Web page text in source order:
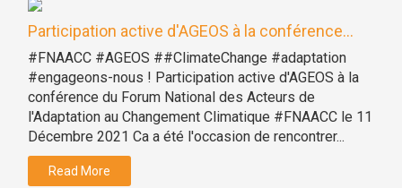
Participation active d'AGEOS à la conférence...
#FNAACC #AGEOS ##ClimateChange #adaptation
#engageons-nous ! Participation active d'AGEOS à la
conférence du Forum National des Acteurs de
l'Adaptation au Changement Climatique #FNAACC le 11
Décembre 2021 Ca a été l'occasion de rencontrer...
Read More